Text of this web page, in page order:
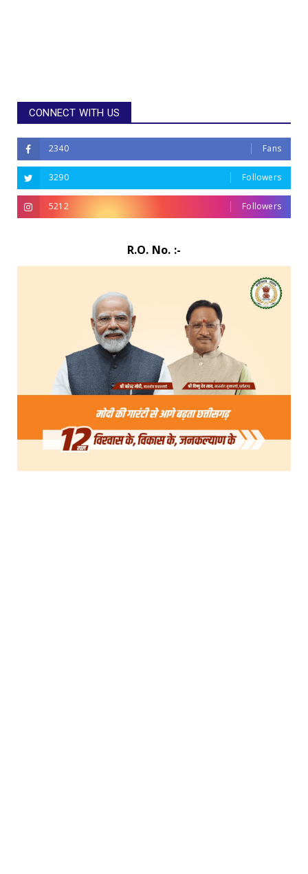
CONNECT WITH US
2340 Fans
3290 Followers
5212 Followers
R.O. No. :-